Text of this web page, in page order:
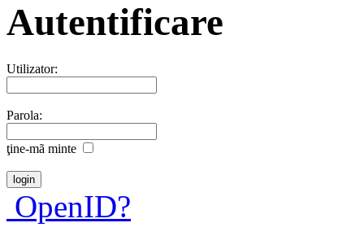
Autentificare
Utilizator:
Parola:
ţine-mã minte
OpenID?